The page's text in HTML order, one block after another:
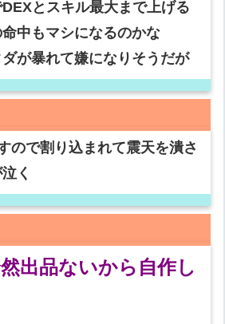
とスキル最大まで上げる
中もマシになるのかな
が暴れて嫌になりそうだが
ので割り込まれて震天を潰さ
く
出品ないから自作し